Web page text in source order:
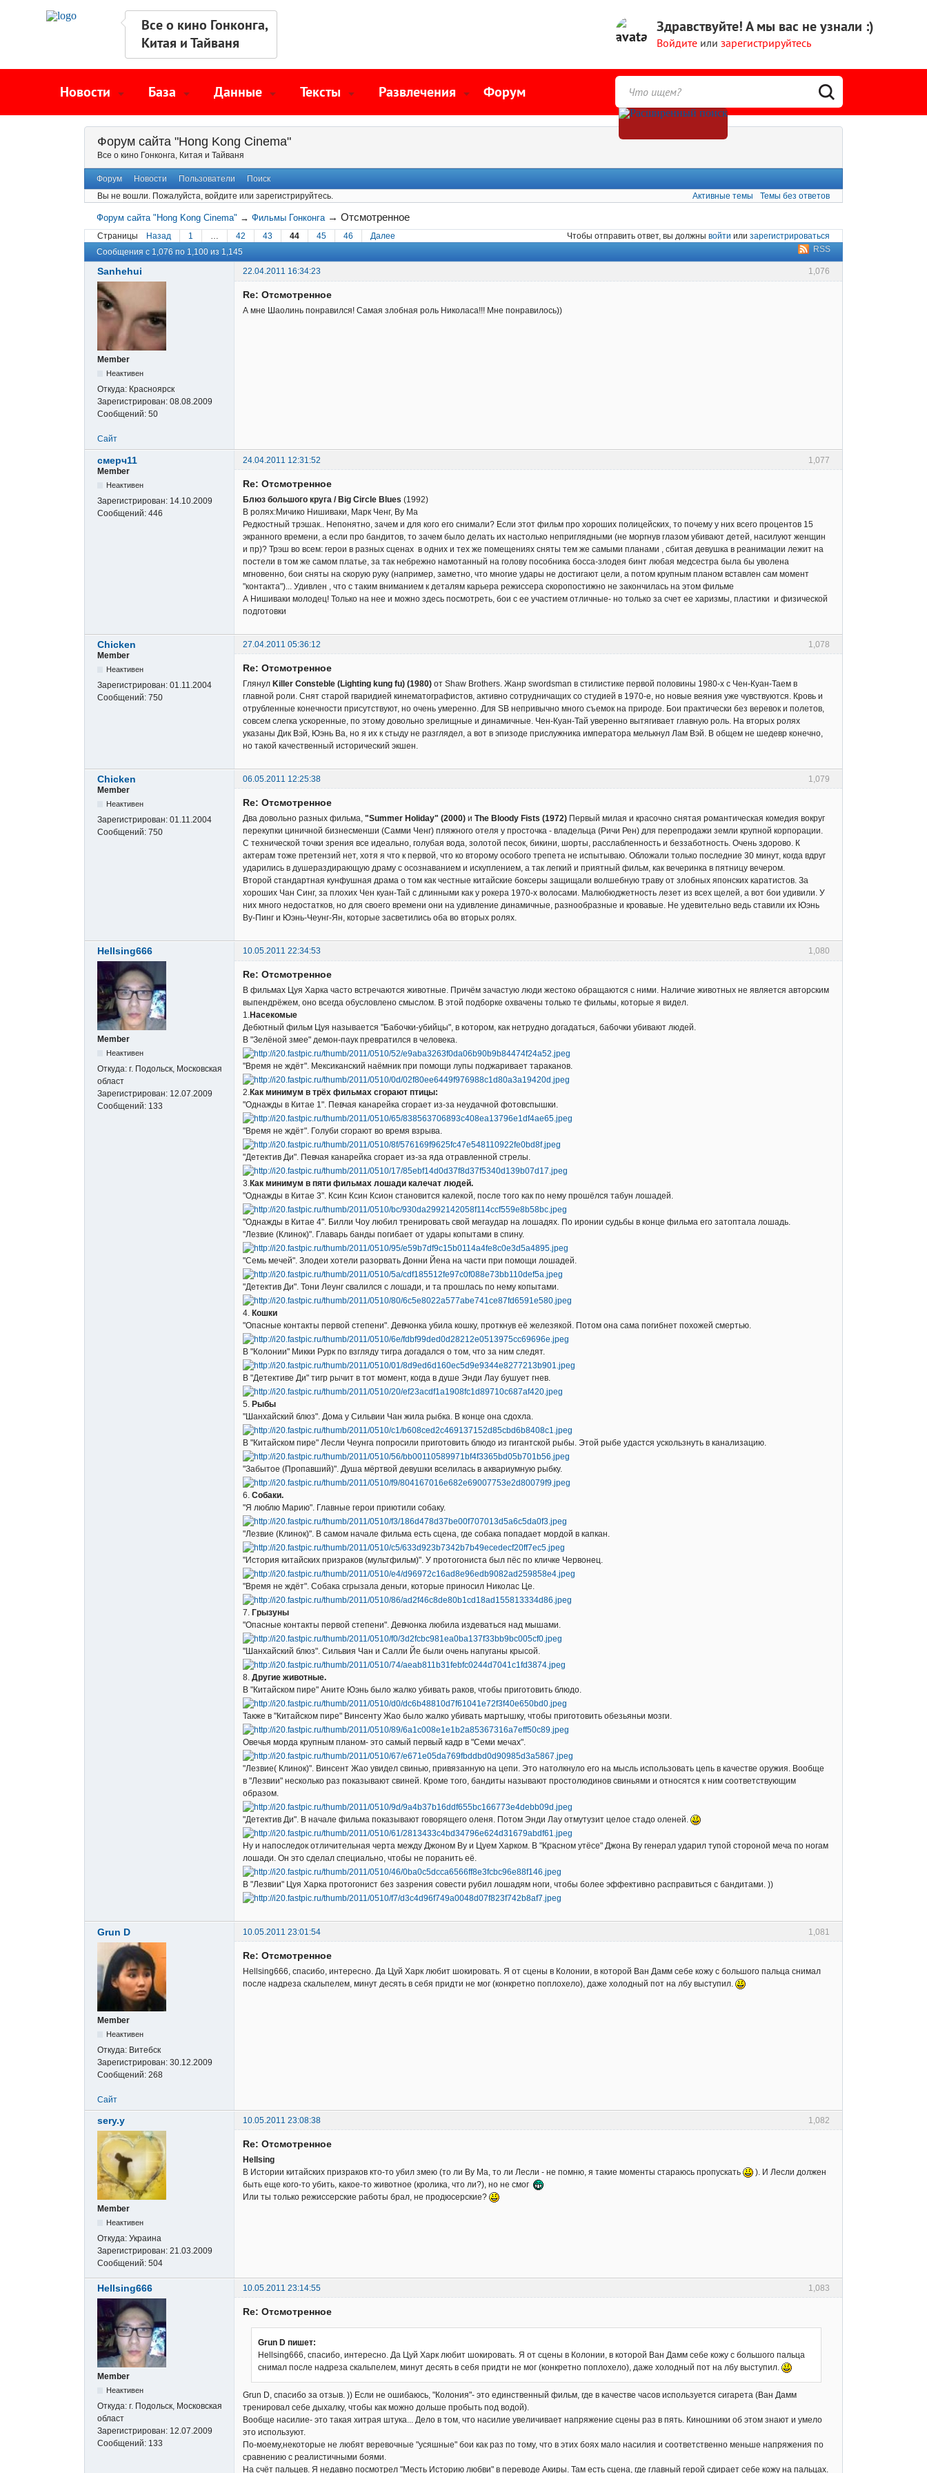
Все о кино Гонконга,
Китая и Тайваня
Здравствуйте!А мы вас не узнали :)
Войдите или зарегистрируйтесь
Новости База Данные Тексты Развлечения Форум
Форум сайта "Hong Kong Cinema"
Все о кино Гонконга, Китая и Тайваня
Форум Новости Пользователи
Поиск
Вы не вошли. Пожалуйста, войдите или зарегистрируйтесь. Активные темы Темы без ответов
Форум сайта "Hong Kong Cinema" →Фильмы Гонконга →Отсмотренное
Страницы Назад 1 … 42 43 44 45 46 Далее Чтобы отправить ответ, вы должны войти или зарегистрироваться
RSS
Сообщения с 1,076 по 1,100 из 1,145
1,076
Sanhehui 22.04.2011 16:34:23
Member
Неактивен
Откуда: Красноярск
Зарегистрирован: 08.08.2009
Сообщений: 50
Re: Отсмотренное
А мне Шаолинь понравился! Самая злобная роль Николаса!!! Мне понравилось))
Сайт
1,077
смерч11
24.04.2011 12:31:52
Member
Неактивен
Зарегистрирован: 14.10.2009
Сообщений: 446
Re: Отсмотренное
Блюз большого круга / Big Circle Blues (1992)
В ролях:Мичико Нишиваки, Марк Ченг, Ву Ма
Редкостный трэшак.. Непонятно, зачем и для кого его снимали? Если этот фильм про хороших полицейских, то почему у них всего процентов 15
экранного времени, а если про бандитов, то зачем было делать их настолько неприглядными (не моргнув глазом убивают детей, насилуют женщин
и пр)? Трэш во всем: герои в разных сценах в одних и тех же помещениях сняты тем же самыми планами , сбитая девушка в реанимации лежит на
постели в том же самом платье, за так небрежно намотанный на голову пособника босса-злодея бинт любая медсестра была бы уволена
мгновенно, бои сняты на скорую руку (например, заметно, что многие удары не достигают цели, а потом крупным планом вставлен сам момент
"контакта")... Удивлен , что с таким вниманием к деталям карьера режиссера скоропостижно не закончилась на этом фильме
А Нишиваки молодец! Только на нее и можно здесь посмотреть, бои с ее участием отличные- но только за счет ее харизмы, пластики и физической
подготовки
1,078
Chicken
27.04.2011 05:36:12
Member
Неактивен
Зарегистрирован: 01.11.2004
Сообщений: 750
Re: Отсмотренное
Глянул Killer Consteble (Lighting kung fu) (1980) от Shaw Brothers. Жанр swordsman в стилистике первой половины 1980-х с Чен-Куан-Таем в
главной роли. Снят старой гваридией кинематографистов, активно сотрудничащих со студией в 1970-е, но новые веяния уже чувствуются. Кровь и
отрубленные конечности присутствуют, но очень умеренно. Для SB непривычно много съемок на природе. Бои практически без веревок и полетов,
совсем слегка ускоренные, по этому довольно зрелищные и динамичные. Чен-Куан-Тай уверенно вытягивает главную роль. На вторых ролях
указаны Дик Вэй, Юэнь Ва, но я их к стыду не разглядел, а вот в эпизоде прислужника императора мелькнул Лам Вэй. В общем не шедевр конечно,
но такой качественный исторический экшен.
1,079
Chicken
06.05.2011 12:25:38
Member
Неактивен
Зарегистрирован: 01.11.2004
Сообщений: 750
Re: Отсмотренное
Два довольно разных фильма, "Summer Holiday" (2000) и The Bloody Fists (1972) Первый милая и красочно снятая романтическая комедия вокруг
перекупки циничной бизнесменши (Самми Ченг) пляжного отеля у просточка - владельца (Ричи Рен) для перепродажи земли крупной корпорации.
С технической точки зрения все идеально, голубая вода, золотой песок, бикини, шорты, расслабленность и беззаботность. Очень здорово. К
актерам тоже претензий нет, хотя я что к первой, что ко второму особого трепета не испытываю. Обложали только последние 30 минут, когда вдруг
ударились в душераздирающую драму с осознаванием и искуплением, а так легкий и приятный фильм, как вечеринка в пятницу вечером.
Второй стандартная кунфушная драма о том как честные китайские боксеры защищали волшебную траву от злобных японских каратистов. За
хороших Чан Синг, за плохих Чен куан-Тай с длинными как у рокера 1970-х волосами. Малюбюджетность лезет из всех щелей, а вот бои удивили. У
них много недостатков, но для своего времени они на удивление динамичные, разнообразные и кровавые. Не удевительно ведь ставили их Юэнь
Ву-Пинг и Юэнь-Чеунг-Ян, которые засветились оба во вторых ролях.
1,080
Hellsing666 10.05.2011 22:34:53
Member
Неактивен
Откуда: г. Подольск, Московская
област
Зарегистрирован: 12.07.2009
Сообщений: 133
Re: Отсмотренное
В фильмах Цуя Харка часто встречаются животные. Причём зачастую люди жестоко обращаются с ними. Наличие животных не является авторским
выпендрёжем, оно всегда обусловлено смыслом. В этой подборке охвачены только те фильмы, которые я видел.
1.Насекомые
Дебютный фильм Цуя называется "Бабочки-убийцы", в котором, как нетрудно догадаться, бабочки убивают людей.
В "Зелёной змее" демон-паук превратился в человека.
"Время не ждёт". Мексиканский наёмник при помощи лупы поджаривает тараканов.
2.Как минимум в трёх фильмах сгорают птицы:
"Однажды в Китае 1". Певчая канарейка сгорает из-за неудачной фотовспышки.
"Время не ждёт". Голуби сгорают во время взрыва.
"Детектив Ди". Певчая канарейка сгорает из-за яда отравленной стрелы.
3.Как минимум в пяти фильмах лошади калечат людей.
"Однажды в Китае 3". Ксин Ксин Ксион становится калекой, после того как по нему прошёлся табун лошадей.
"Однажды в Китае 4". Билли Чоу любил тренировать свой мегаудар на лошадях. По иронии судьбы в конце фильма его затоптала лошадь.
"Лезвие (Клинок)". Главарь банды погибает от удары копытами в спину.
"Семь мечей". Злодеи хотели разорвать Донни Йена на части при помощи лошадей.
"Детектив Ди". Тони Леунг свалился с лошади, и та прошлась по нему копытами.
4. Кошки
"Опасные контакты первой степени". Девчонка убила кошку, проткнув её железякой. Потом она сама погибнет похожей смертью.
В "Колонии" Микки Рурк по взгляду тигра догадался о том, что за ним следят.
В "Детективе Ди" тигр рычит в тот момент, когда в душе Энди Лау бушует гнев.
5. Рыбы
"Шанхайский блюз". Дома у Сильвии Чан жила рыбка. В конце она сдохла.
В "Китайском пире" Лесли Чеунга попросили приготовить блюдо из гигантской рыбы. Этой рыбе удастся ускользнуть в канализацию.
"Забытое (Пропавший)". Душа мёртвой девушки вселилась в аквариумную рыбку.
6. Собаки.
"Я люблю Марию". Главные герои приютили собаку.
"Лезвие (Клинок)". В самом начале фильма есть сцена, где собака попадает мордой в капкан.
"История китайских призраков (мультфильм)". У протогониста был пёс по кличке Червонец.
"Время не ждёт". Собака сгрызала деньги, которые приносил Николас Це.
7. Грызуны
"Опасные контакты первой степени". Девчонка любила издеваться над мышами.
"Шанхайский блюз". Сильвия Чан и Салли Йе были очень напуганы крысой.
8. Другие животные.
В "Китайском пире" Аните Юэнь было жалко убивать раков, чтобы приготовить блюдо.
Также в "Китайском пире" Винсенту Жао было жалко убивать мартышку, чтобы приготовить обезьяньи мозги.
Овечья морда крупным планом- это самый первый кадр в "Семи мечах".
"Лезвие( Клинок)". Винсент Жао увидел свинью, привязанную на цепи. Это натолкнуло его на мысль использовать цепь в качестве оружия. Вообще
в "Лезвии" несколько раз показывают свиней. Кроме того, бандиты называют простолюдинов свиньями и относятся к ним соответствующим
образом.
"Детектив Ди". В начале фильма показывают говорящего оленя. Потом Энди Лау отмутузит целое стадо оленей.
Ну и напоследок отличительная черта между Джоном Ву и Цуем Харком. В "Красном утёсе" Джона Ву генерал ударил тупой стороной меча по ногам
лошади. Он это сделал специально, чтобы не поранить её.
В "Лезвии" Цуя Харка протогонист без зазрения совести рубил лошадям ноги, чтобы более эффективно расправиться с бандитами. ))
1,081
Grun D 10.05.2011 23:01:54
Member
Неактивен
Откуда: Витебск
Зарегистрирован: 30.12.2009
Сообщений: 268
Re: Отсмотренное
Hellsing666, спасибо, интересно. Да Цуй Харк любит шокировать. Я от сцены в Колонии, в которой Ван Дамм себе кожу с большого пальца снимал
после надреза скальпелем, минут десять в себя придти не мог (конкретно поплохело), даже холодный пот на лбу выступил.
Сайт
1,082
sery.y 10.05.2011 23:08:38
Member
Неактивен
Откуда: Украина
Зарегистрирован: 21.03.2009
Сообщений: 504
Re: Отсмотренное
Hellsing
В Истории китайских призраков кто-то убил змею (то ли Ву Ма, то ли Лесли - не помню, я такие моменты стараюсь пропускать
). И Лесли должен
быть еще кого-то убить, какое-то животное (кролика, что ли?), но не смог
Или ты только режиссерские работы брал, не продюсерские?
1,083
Hellsing666 10.05.2011 23:14:55
Member
Неактивен
Откуда: г. Подольск, Московская
област
Зарегистрирован: 12.07.2009
Сообщений: 133
Re: Отсмотренное
Grun D пишет:
Hellsing666, спасибо, интересно. Да Цуй Харк любит шокировать. Я от сцены в Колонии, в которой Ван Дамм себе кожу с большого пальца
снимал после надреза скальпелем, минут десять в себя придти не мог (конкретно поплохело), даже холодный пот на лбу выступил.
Grun D, спасибо за отзыв. )) Если не ошибаюсь, "Колония"- это единственный фильм, где в качестве часов используется сигарета (Ван Дамм
тренировал себе дыхалку, чтобы как можно дольше пробыть под водой).
Вообще насилие- это такая хитрая штука... Дело в том, что насилие увеличивает напряжение сцены раз в пять. Киношники об этом знают и умело
это используют.
По-моему,некоторые не любят веревочные "усяшные" бои как раз по тому, что в этих боях мало насилия и соответственно меньше напряжения по
сравнению с реалистичными боями.
На счёт пальцев. Я недавно посмотрел "Месть Историю любви" в переводе Акиры. Там есть сцена, где главный герой сдирает себе кожу на пальцах.